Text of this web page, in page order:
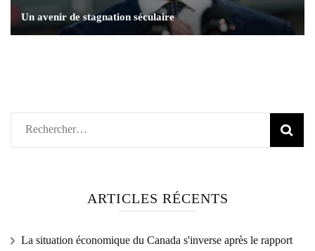
Un avenir de stagnation séculaire
Rechercher :
ARTICLES RÉCENTS
La situation économique du Canada s'inverse après le rapport